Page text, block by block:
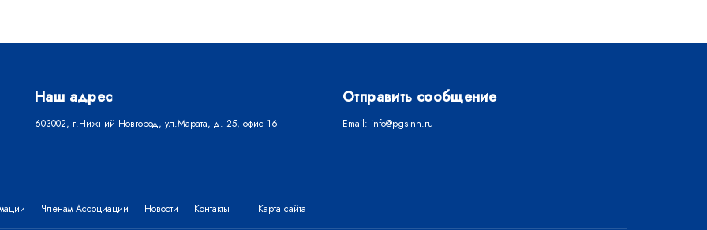
Наш адрес
603002, г.Нижний Новгород, ул.Марата, д. 25, офис 16
Отправить сообщение
Email: info@pgs-nn.ru
Членам Ассоциации Новости Контакты Карта сайта